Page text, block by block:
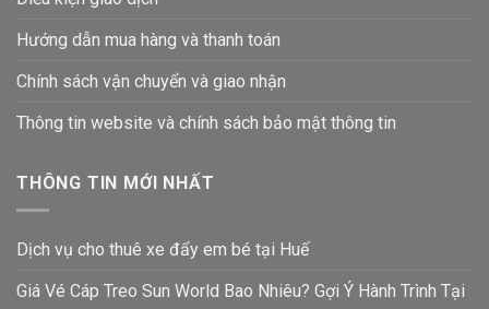
Hướng dẫn mua hàng và thanh toán
Chính sách vận chuyển và giao nhận
Thông tin website và chính sách bảo mật thông tin
THÔNG TIN MỚI NHẤT
Dịch vụ cho thuê xe đẩy em bé tại Huế
Giá Vé Cáp Treo Sun World Bao Nhiêu? Gợi Ý Hành Trình Tại